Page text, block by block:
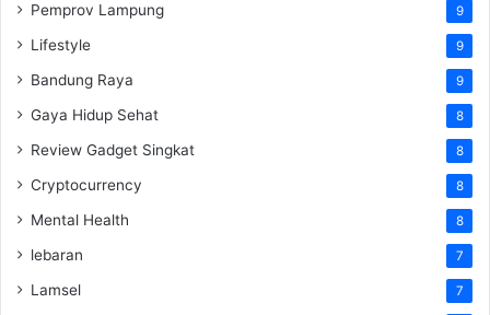
Pemprov Lampung 9
Lifestyle 9
Bandung Raya 9
Gaya Hidup Sehat 8
Review Gadget Singkat 8
Cryptocurrency 8
Mental Health 8
lebaran 7
Lamsel 7